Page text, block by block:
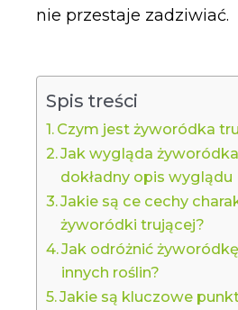
nie przestaje zadziwiać.
Spis treści
Czym jest żyworódka
Jak wygląda
dokładny opis wyglądu
Jakie są ce cechy
żyworódki trującej?
Jak odróżnić
innych roślin?
Jakie są kluczowe